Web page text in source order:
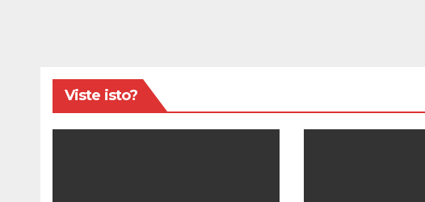
Viste isto?